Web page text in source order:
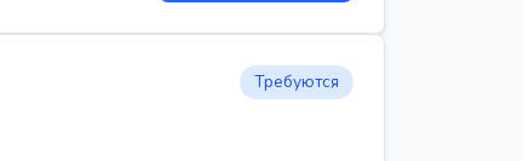
Требуются